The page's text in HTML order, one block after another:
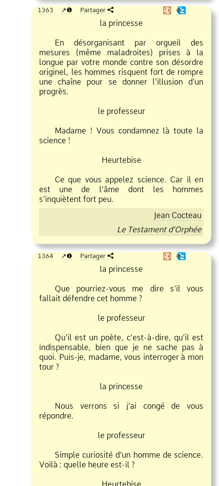
1363 ❶ Partager ❶
la princesse
En désorganisant par orgueil des
mesures (même maladroites) prises à la
longue par votre monde contre son désordre
originel, les hommes risquent fort de rompre
une chaîne pour se donner l’illusion d’un
progrès.
le professeur
Madame ! Vous condamnez là toute la
science !
Heurtebise
Ce que vous appelez science. Car il en
est une de l’âme dont les hommes
s’inquiètent fort peu.
Jean Cocteau
Le Testament d’Orphée
1364 ❶ Partager ❶
la princesse
Que pourriez vous me dire s’il vous
fallait défendre cet homme ?
le professeur
Qu’il est un poète, c’est à dire, qu’il est
indispensable, bien que je ne sache pas à
quoi. Puis je, madame, vous interroger à mon
tour ?
la princesse
Nous verrons si j’ai congé de vous
répondre.
le professeur
Simple curiosité d’un homme de science.
Voilà : quelle heure est il ?